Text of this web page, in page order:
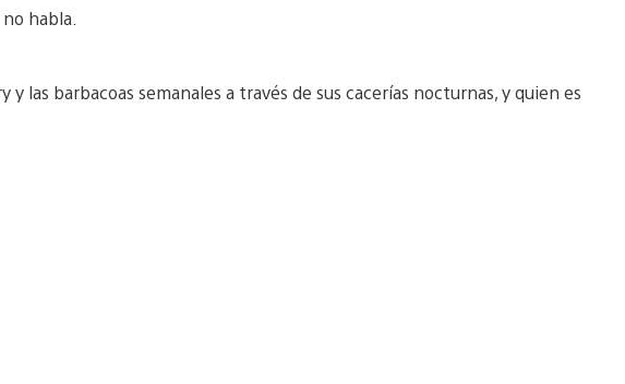
habla.
y las barbacoas semanales a través de sus cacerías nocturnas, y quien es